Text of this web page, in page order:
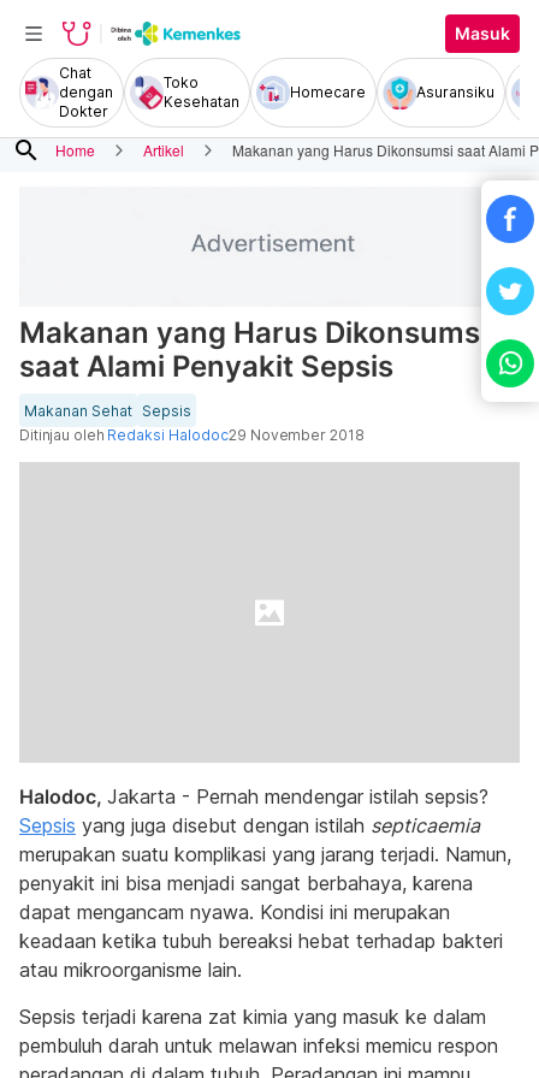
Masuk
Chat
dengan
Dokter
Toko
Kesehatan
Homecare Asuransiku
search Home Artikel Makanan yang Harus Dikonsumsi saat Alami
Makanan yang Harus Dikonsumsi
saat Alami Penyakit Sepsis
Makanan Sehat Sepsis
Ditinjau oleh Redaksi Halodoc29 November 2018
Halodoc, Jakarta - Pernah mendengar istilah sepsis?
Sepsis yang juga disebut dengan istilah septicaemia
merupakan suatu komplikasi yang jarang terjadi. Namun,
penyakit ini bisa menjadi sangat berbahaya, karena
dapat mengancam nyawa. Kondisi ini merupakan
keadaan ketika tubuh bereaksi hebat terhadap bakteri
atau mikroorganisme lain.
Sepsis terjadi karena zat kimia yang masuk ke dalam
pembuluh darah untuk melawan infeksi memicu respon